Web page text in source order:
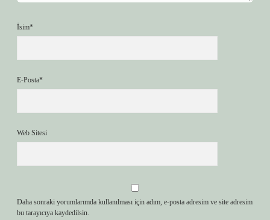
İsim*
E-Posta*
Web Sitesi
Daha sonraki yorumlarımda kullanılması için adım, e-posta adresim ve site adresim
bu tarayıcıya kaydedilsin.